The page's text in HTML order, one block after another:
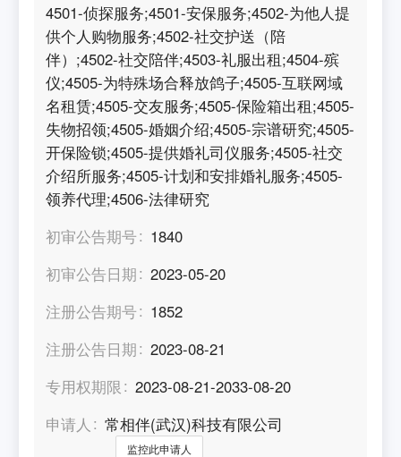
4501-侦探服务;4501-安保服务;4502-为他人提
供个人购物服务;4502-社交护送（陪
伴）;4502-社交陪伴;4503-礼服出租;4504-殡
仪;4505-为特殊场合释放鸽子;4505-互联网域
名租赁;4505-交友服务;4505-保险箱出租;4505-
失物招领;4505-婚姻介绍;4505-宗谱研究;4505-
开保险锁;4505-提供婚礼司仪服务;4505-社交
介绍所服务;4505-计划和安排婚礼服务;4505-
领养代理;4506-法律研究
初审公告期号
1840
初审公告日期
2023-05-20
注册公告期号
1852
注册公告日期
2023-08-21
专用权期限
2023-08-21-2033-08-20
申请人
常相伴(武汉)科技有限公司
监控此申请人